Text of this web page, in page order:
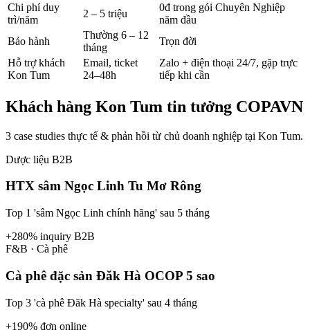
Chi phí duy
trì/năm
2 – 5 triệu
0đ trong gói Chuyên Nghiệp
năm đầu
Bảo hành
Thường 6 – 12
tháng
Trọn đời
Hỗ trợ khách
Kon Tum
Email, ticket
24–48h
Zalo + điện thoại 24/7, gặp trực
tiếp khi cần
Khách hàng Kon Tum tin tưởng COPAVN
3 case studies thực tế & phản hồi từ chủ doanh nghiệp tại Kon Tum.
Dược liệu B2B
HTX sâm Ngọc Linh Tu Mơ Rông
Top 1 'sâm Ngọc Linh chính hãng' sau 5 tháng
+280% inquiry B2B
F&B · Cà phê
Cà phê đặc sản Đăk Hà OCOP 5 sao
Top 3 'cà phê Đăk Hà specialty' sau 4 tháng
+190% đơn online